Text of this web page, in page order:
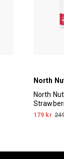
North
North
179 kr